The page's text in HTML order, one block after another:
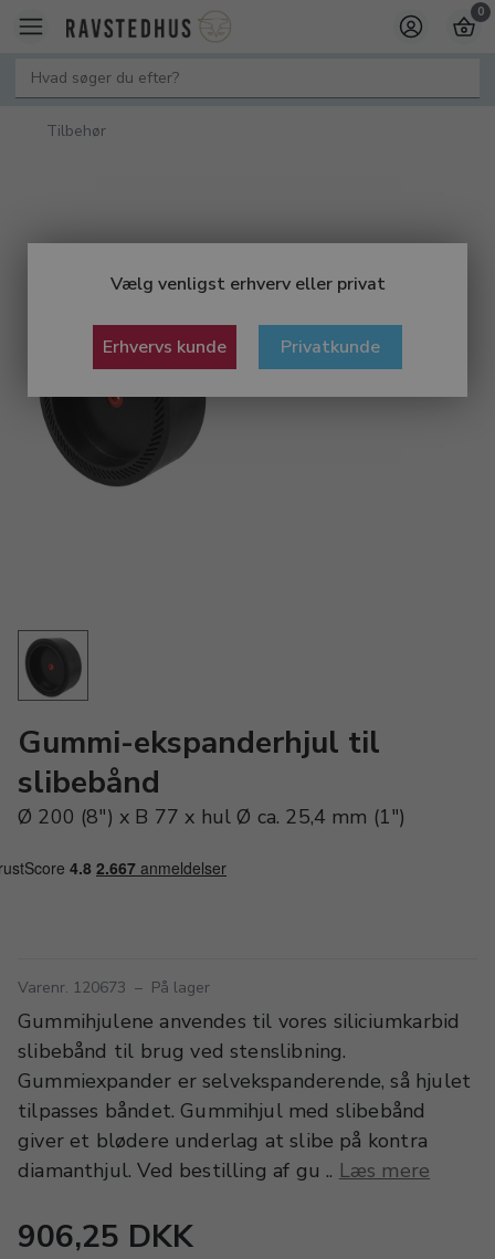
Vælg venligst erhverv eller privat
Erhvervs kunde Privatkunde
0
Tilbehør
Gummi-ekspanderhjul til
slibebånd
Ø 200 (8") x B 77 x hul Ø ca. 25,4 mm (1")
Varenr. 120673 – På lager
Gummihjulene anvendes til vores siliciumkarbid
slibebånd til brug ved stenslibning.
Gummiexpander er selvekspanderende, så hjulet
tilpasses båndet. Gummihjul med slibebånd
giver et blødere underlag at slibe på kontra
diamanthjul. Ved bestilling af gu .. Læs mere
906,25 DKK